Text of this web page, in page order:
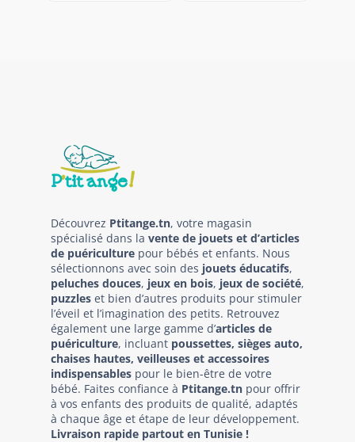
Découvrez Ptitange.tn, votre magasin
spécialisé dans la vente de jouets et d’articles
de puériculture pour bébés et enfants. Nous
sélectionnons avec soin des jouets éducatifs,
peluches douces, jeux en bois, jeux de société,
puzzles et bien d’autres produits pour stimuler
l’éveil et l’imagination des petits. Retrouvez
également une large gamme d’articles de
puériculture, incluant poussettes, sièges auto,
chaises hautes, veilleuses et accessoires
indispensables pour le bien-être de votre
bébé. Faites confiance à Ptitange.tn pour offrir
à vos enfants des produits de qualité, adaptés
à chaque âge et étape de leur développement.
Livraison rapide partout en Tunisie !